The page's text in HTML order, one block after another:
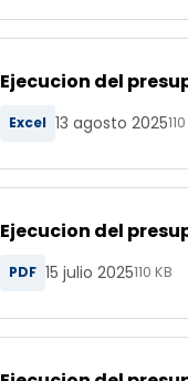
Ejecucion del
Excel 13 agosto 2025
Ejecucion del
PDF 15 julio 2025110 KB